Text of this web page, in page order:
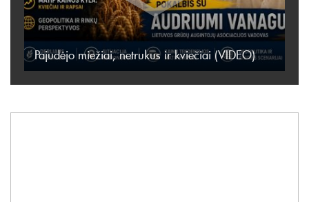
Pajudėjo miežiai, netrukus ir kviečiai (VIDEO)